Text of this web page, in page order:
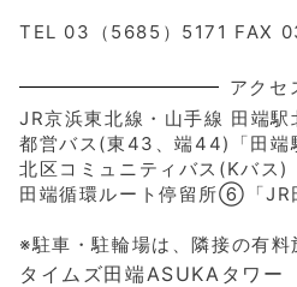
TEL 03（5685）5171 FAX
アクセ
JR京浜東北線・山手線 田端駅
都営バス(東43、端44)「田端
北区コミュニティバス(Kバス)
田端循環ルート停留所⑥「JR
※駐車・駐輪場は、隣接の有料
タイムズ田端ASUKAタワー